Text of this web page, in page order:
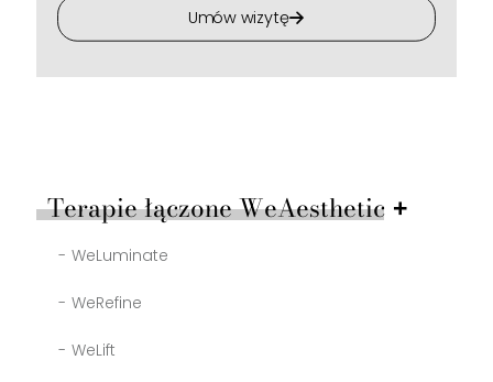
Umów wizytę
Terapie łączone WeAesthetic
WeLuminate
WeRefine
WeLift